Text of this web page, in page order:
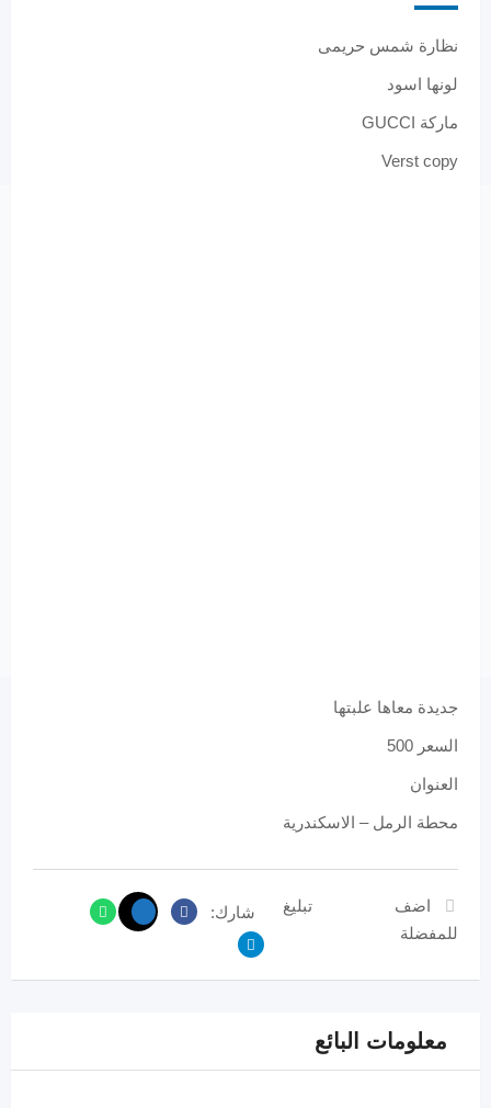
نظارة شمس حريمى
لونها اسود
ماركة GUCCI
Verst copy
جديدة معاها علبتها
السعر 500
العنوان
محطة الرمل – الاسكندرية
اضف
للمفضلة
تبليغ شارك:
معلومات البائع